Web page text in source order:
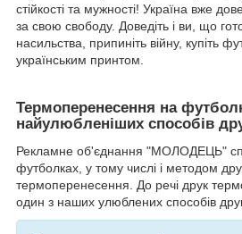
стійкості та мужності! Україна вже
за свою свободу. Доведіть і ви, що
насильства, припиніть війну, купіть
українським принтом.
Термоперенесення на
найулюбленіших способів
Рекламне об'єднання "МОЛОДЕЦЬ"
футболках, у тому числі і методом
термоперенесення. До речі друк
один з наших улюблених способів